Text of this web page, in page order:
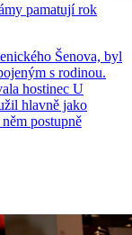
pamatují rok
Šenova, byl
s rodinou.
hostinec U
hlavně jako
postupně